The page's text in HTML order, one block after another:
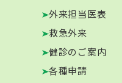
外来担当医表
救急外来
健診のご案内
各種申請